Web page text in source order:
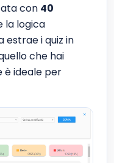
con 40
la logica
estrae i quiz in
che hai
è ideale per